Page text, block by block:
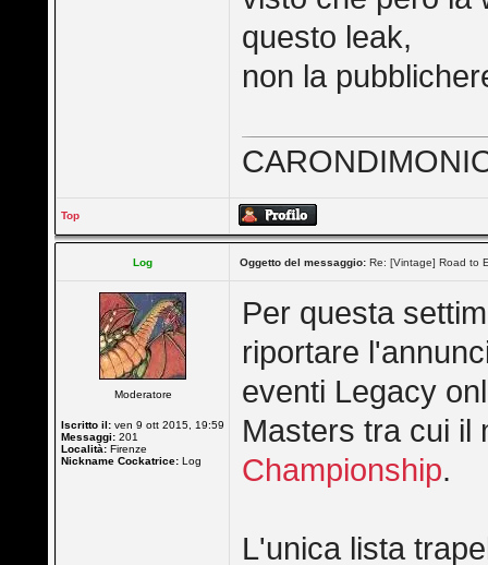
questo leak,
non la
Top
Log Oggetto del messaggio: Re: [Vintage] Road to
Moderatore
Iscritto il: ven 9 ott 2015, 19:59
Messaggi: 201
Località: Firenze
Nickname Cockatrice: Log
Per questa
riportare
eventi Legacy
Masters tra cui
Championship.
L'unica lista